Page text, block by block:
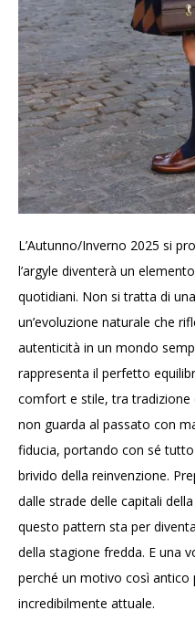
L’Autunno/Inverno 2025 si
l’argyle diventerà un
quotidiani. Non si tratta di
un’evoluzione naturale che
autenticità in un mondo
rappresenta il perfetto
comfort e stile, tra tradizione
non guarda al passato con
fiducia, portando con sé tutto
brivido della reinvenzione.
dalle strade delle capitali
questo pattern sta per
della stagione fredda. E una
perché un motivo così antico
incredibilmente attuale.